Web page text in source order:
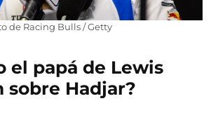
de Racing Bulls / Getty
el papá de Lewis
sobre Hadjar?